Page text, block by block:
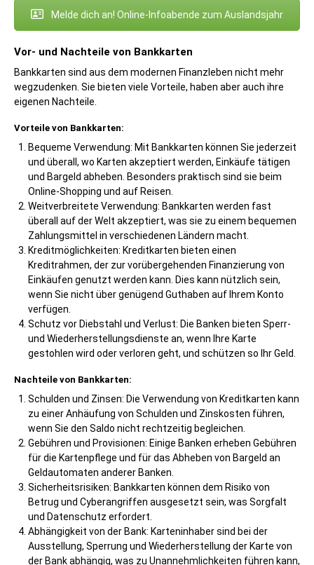
Melde dich an! Online-Infoabende zum Auslandsjahr
Vor- und Nachteile von Bankkarten
Bankkarten sind aus dem modernen Finanzleben nicht mehr
wegzudenken. Sie bieten viele Vorteile, haben aber auch ihre
eigenen Nachteile.
Vorteile von Bankkarten:
Bequeme Verwendung: Mit Bankkarten können Sie jederzeit
und überall, wo Karten akzeptiert werden, Einkäufe tätigen
und Bargeld abheben. Besonders praktisch sind sie beim
Online-Shopping und auf Reisen.
Weitverbreitete Verwendung: Bankkarten werden fast
überall auf der Welt akzeptiert, was sie zu einem bequemen
Zahlungsmittel in verschiedenen Ländern macht.
Kreditmöglichkeiten: Kreditkarten bieten einen
Kreditrahmen, der zur vorübergehenden Finanzierung von
Einkäufen genutzt werden kann. Dies kann nützlich sein,
wenn Sie nicht über genügend Guthaben auf Ihrem Konto
verfügen.
Schutz vor Diebstahl und Verlust: Die Banken bieten Sperr-
und Wiederherstellungsdienste an, wenn Ihre Karte
gestohlen wird oder verloren geht, und schützen so Ihr Geld.
Nachteile von Bankkarten:
Schulden und Zinsen: Die Verwendung von Kreditkarten kann
zu einer Anhäufung von Schulden und Zinskosten führen,
wenn Sie den Saldo nicht rechtzeitig begleichen.
Gebühren und Provisionen: Einige Banken erheben Gebühren
für die Kartenpflege und für das Abheben von Bargeld an
Geldautomaten anderer Banken.
Sicherheitsrisiken: Bankkarten können dem Risiko von
Betrug und Cyberangriffen ausgesetzt sein, was Sorgfalt
und Datenschutz erfordert.
Abhängigkeit von der Bank: Karteninhaber sind bei der
Ausstellung, Sperrung und Wiederherstellung der Karte von
der Bank abhängig, was zu Unannehmlichkeiten führen kann,